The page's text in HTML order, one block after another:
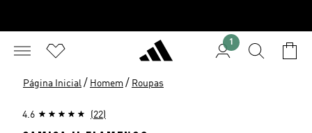
1
Página Inicial / Homem / Roupas
4.6 (22)